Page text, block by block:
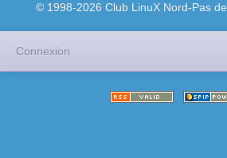
© 1998-2026 Club LinuX Nord-Pas
Connexion